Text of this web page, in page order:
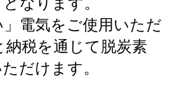
」電気をご使用いただ
税を通じて脱炭素
だけます。